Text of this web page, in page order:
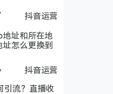
抖音运营
地址和所在地
怎么更换到
抖音运营
引流？直播收